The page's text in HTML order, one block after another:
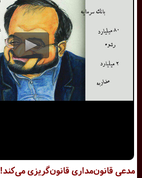
مدعی قانون‌مداری قانون‌گریزی می‌کند!